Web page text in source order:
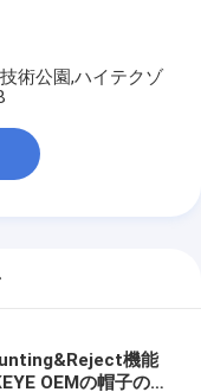
術公園,ハイテクゾ
機能
OEMの帽子の閉